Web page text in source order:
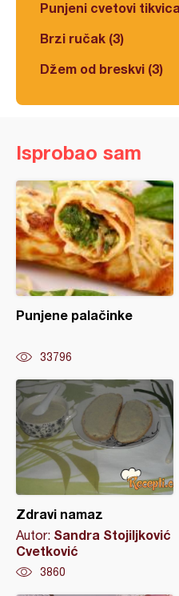
Punjeni cvetovi tikvica
Brzi ručak (3)
Džem od breskvi (3)
Isprobao sam
Punjene palačinke
33796
Zdravi namaz
Autor: Sandra Stojiljković
Cvetković
3860